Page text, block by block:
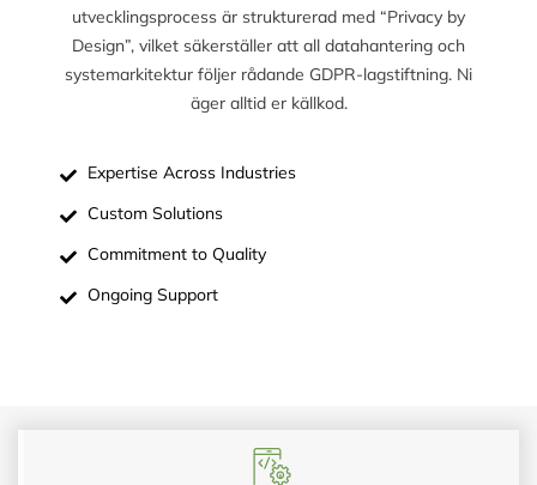
utvecklingsprocess är strukturerad med “Privacy by
Design”, vilket säkerställer att all datahantering och
systemarkitektur följer rådande GDPR-lagstiftning. Ni
äger alltid er källkod.
Expertise Across Industries
Custom Solutions
Commitment to Quality
Ongoing Support